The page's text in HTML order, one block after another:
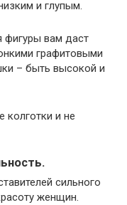
и глупым.
фигуры вам даст
графитовыми
– быть высокой и
сильного
женщин.